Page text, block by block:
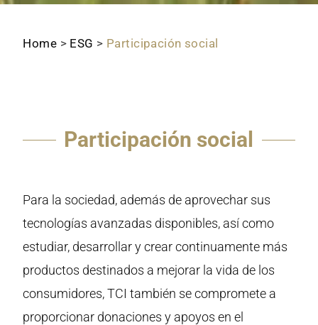
Home > ESG > Participación social
Participación social
Para la sociedad, además de aprovechar sus
tecnologías avanzadas disponibles, así como
estudiar, desarrollar y crear continuamente más
productos destinados a mejorar la vida de los
consumidores, TCI también se compromete a
proporcionar donaciones y apoyos en el